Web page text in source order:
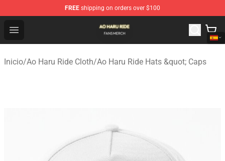
FREE shipping on orders over $100
Open menu
Ao Haru Ride Shop - Official Ao Haru Ride Merchandise
Inicio/Ao Haru Ride Cloth/Ao Haru Ride Hats &quot; Caps